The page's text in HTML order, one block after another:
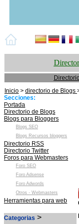
Directorio
Inicio > directorio de Blogs
Secciones:
Portada
Directorio de Blogs
Blogs para Bloggers
Blogs SEO
Blogs Recursos bloggers
Directorio RSS
Directorio Twitter
Foros para Webmasters
Foro SEO
Foro Adsense
Foro Adwords
Otros - Webmasters
Herramientas para web
Categorias >